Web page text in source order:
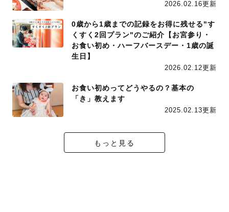
2026.02.16更新
0歳から1歳までの記録をお得に残せる"す
くすく2回プラン"のご紹介【お宮参り・
お食い初め・ハーフバースデー・1歳の誕
生日】
2026.02.12更新
お食い初めってどうやるの？基本の
「き」教えます
2025.02.13更新
もっと見る